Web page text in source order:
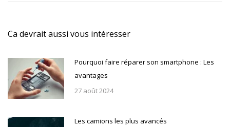
Ca devrait aussi vous intéresser
Pourquoi faire réparer son smartphone : Les
avantages
27 août 2024
Les camions les plus avancés